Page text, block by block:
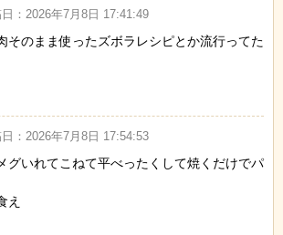
： 2026年7月8日 17:41:49
そのまま使ったズボラレシピとか流行ってた
： 2026年7月8日 17:54:53
グいれてこねて平べったくして焼くだけでパ
え